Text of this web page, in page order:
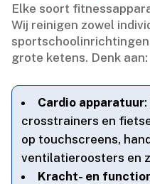
Elke soort
Wij reinigen zowel
grote ketens.​ Denk aan:
Cardio apparatuur
crosstrainers en
op touchscreens,
ventilatieroosters en
Kracht- en